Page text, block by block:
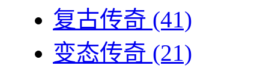
复古传奇 (41)
变态传奇 (21)